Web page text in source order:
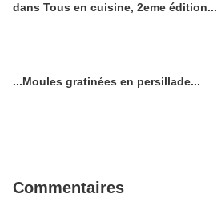
dans Tous en cuisine, 2eme édition...
...Moules gratinées en persillade...
Commentaires